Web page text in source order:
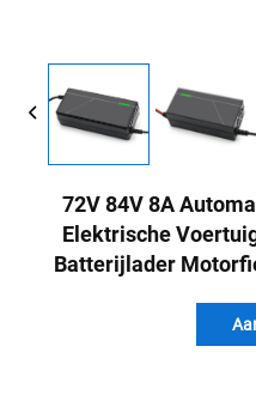
72V 84V 8A
Elektrische
Batterijlader